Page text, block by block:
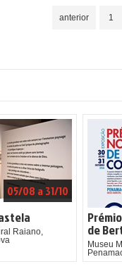
anterior 1
05/08 a 31/10
Raiano,
de
Museu